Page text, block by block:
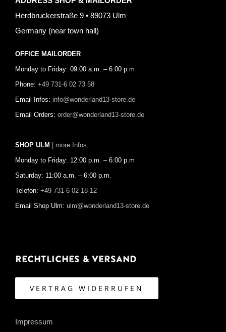
Herdbruckerstraße 9 • 89073 Ulm
Germany (near town hall)
OFFICE MAILORDER
Monday to Friday: 09:00 a.m. – 6:00 p.m
Phone: +49 731-6 02 73 58
Email Infos: info@wonderland13-store.de
Email Orders: order@wonderland13-store.de
SHOP ULM | more Infos
Monday to Friday: 12:00 p.m. – 6:00 p.m
Saturday: 11:00 a.m. – 6:00 p.m.
Telefon: +49 731-6 02 18 12
Email Shop Ulm: ulm@wonderland13-store.de
Rechtliches & Versand
VERTRAG WIDERRUFEN
Impressum